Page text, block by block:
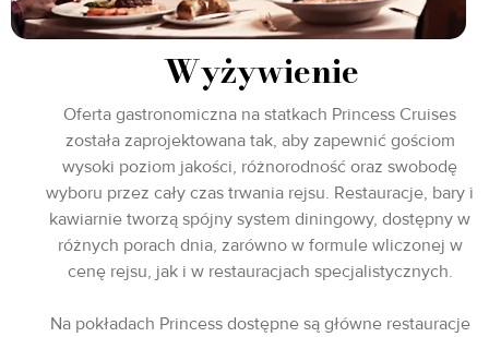
Wyżywienie
Oferta gastronomiczna na statkach Princess Cruises
została zaprojektowana tak, aby zapewnić gościom
wysoki poziom jakości, różnorodność oraz swobodę
wyboru przez cały czas trwania rejsu. Restauracje, bary i
kawiarnie tworzą spójny system diningowy, dostępny w
różnych porach dnia, zarówno w formule wliczonej w
cenę rejsu, jak i w restauracjach specjalistycznych.
Na pokładach Princess dostępne są główne restauracje